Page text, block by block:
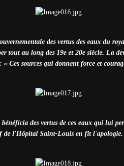
des vertus des eaux du
tout au long des 19e et 20e siècle. La
Ces sources qui donnent force et
des vertus de ces eaux qui lui
de l'Hôpital Saint-Louis en fit l'apologie.